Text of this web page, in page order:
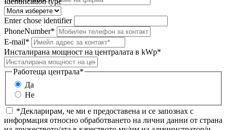
Enter chose identifier
PhoneNumber*
E-mail*
Инсталирана мощност на централата в kWp*
Работеща централа*
Да
Не
*Декларирам, че ми е предоставена и се запознах с
информация относно обработването на лични данни от страна